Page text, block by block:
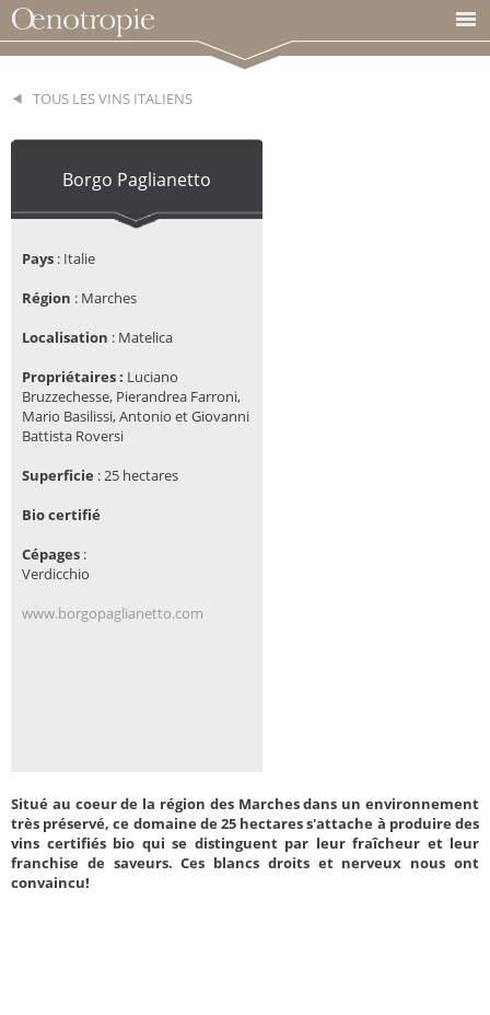
TOUS LES VINS ITALIENS
Borgo Paglianetto
Pays : Italie
Région : Marches
Localisation : Matelica
Propriétaires : Luciano
Bruzzechesse, Pierandrea Farroni,
Mario Basilissi, Antonio et Giovanni
Battista Roversi
Superficie : 25 hectares
Bio certifié
Cépages :
Verdicchio
www.borgopaglianetto.com
Situé au coeur de la région des Marches dans un environnement
très préservé, ce domaine de 25 hectares s'attache à produire des
vins certifiés bio qui se distinguent par leur fraîcheur et leur
franchise de saveurs. Ces blancs droits et nerveux nous ont
convaincu!